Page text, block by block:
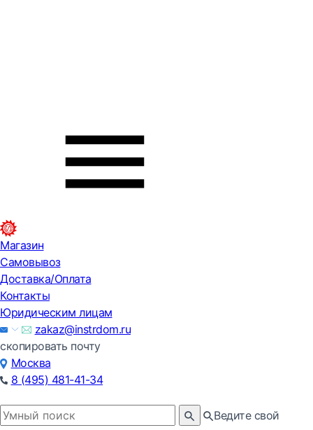
Магазин
Самовывоз
Доставка/Оплата
Контакты
Юридическим лицам
zakaz@instrdom.ru
скопировать почту
Москва
8 (495) 481-41-34
Ведите свой